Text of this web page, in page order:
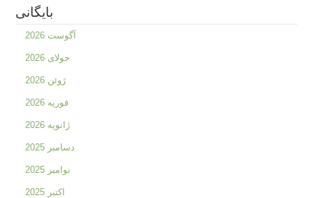
بایگانی
آگوست 2026
جولای 2026
ژوئن 2026
فوریه 2026
ژانویه 2026
دسامبر 2025
نوامبر 2025
اکتبر 2025